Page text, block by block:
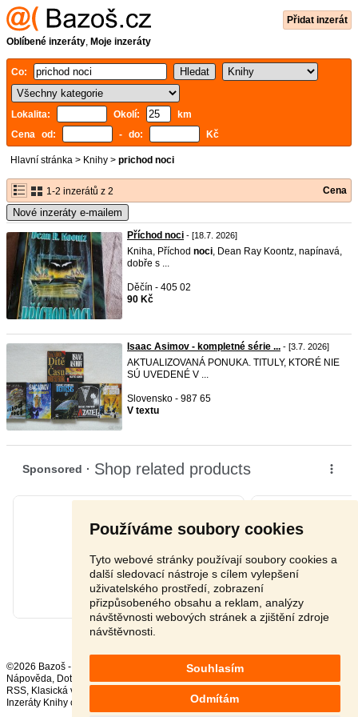
Používáme soubory cookies
Tyto webové stránky používají soubory cookies a
další sledovací nástroje s cílem vylepšení
uživatelského prostředí, zobrazení
přizpůsobeného obsahu a reklam, analýzy
návštěvnosti webových stránek a zjištění zdroje
návštěvnosti.
Souhlasím
Odmítám
Přidat inzerát
Oblíbené inzeráty, Moje inzeráty
Co:
Lokalita: Okolí:
km
Cena od:
- do: Kč
Hlavní stránka > Knihy > prichod noci
1-2 inzerátů z 2 Cena
Nové inzeráty e-mailem
Příchod noci - [18.7. 2026]
Kniha, Příchod noci, Dean Ray Koontz, napínavá,
dobře s ...
Děčín - 405 02
90 Kč
Isaac Asimov - kompletné série ... - [3.7. 2026]
AKTUALIZOVANÁ PONUKA. TITULY, KTORÉ NIE
SÚ UVEDENÉ V ...
Slovensko - 987 65
V textu
©2026 Bazoš -
Nápověda, Dotazy ,
,
RSS,
Inzeráty Knihy celkem:
, za 24 hodin:663